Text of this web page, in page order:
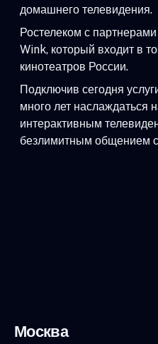
домашнего телевидения.
Ростелеком с
Wink, который входит в
кинотеатров России.
Подключив сегодня
много лет наслаждаться
интерактивным
безлимитным общением
Москва